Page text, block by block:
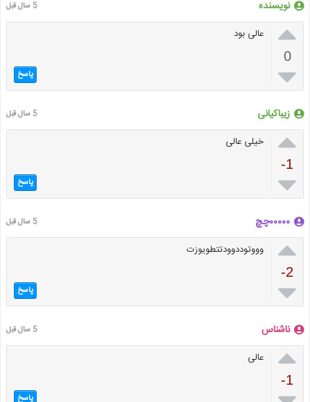
نویسنده 5 سال قبل

0

عالی بود
پاسخ
زیباکیانی 5 سال قبل

-1

خیلی عالی
پاسخ
۰۰۰۰۰چچ 5 سال قبل

-2

وووتوددوودتتطویوزت
پاسخ
ناشناس 5 سال قبل

-1
عالی
پاسخ